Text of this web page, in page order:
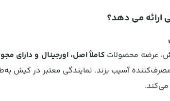
ارائه می دهد؟
عرضه محصولات کاملاً اصل، اورجینال و دارای
آسیب بزند. نمایندگی معتبر در کیش
می‌کند.